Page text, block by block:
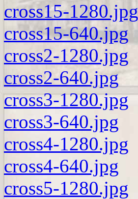
cross15-1280.jpg
cross15-640.jpg
cross2-1280.jpg
cross2-640.jpg
cross3-1280.jpg
cross3-640.jpg
cross4-1280.jpg
cross4-640.jpg
cross5-1280.jpg